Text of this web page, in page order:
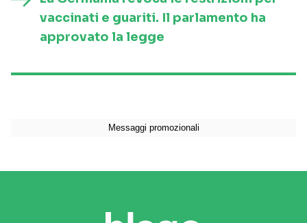
vaccinati e guariti. Il parlamento ha
approvato la legge